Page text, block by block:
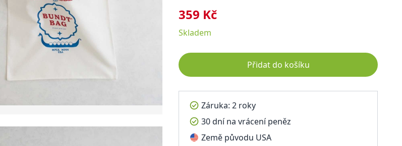
359 Kč
Skladem
Přidat do košíku
Záruka: 2 roky
30 dní na vrácení peněz
Země původu USA